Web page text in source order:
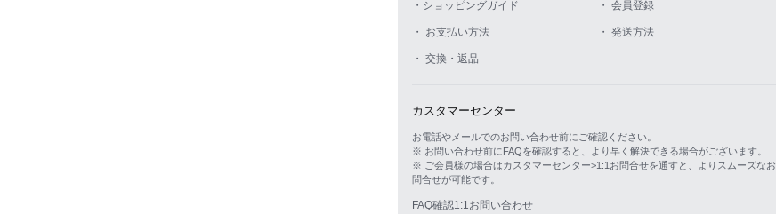
・ショッピングガイド ・ 会員登録
・ お支払い方法 ・ 発送方法
・ 交換・返品
カスタマーセンター
お電話やメールでのお問い合わせ前にご確認ください。
※ お問い合わせ前にFAQを確認すると、より早く解決できる場合がございます。
※ ご会員様の場合はカスタマーセンター>1:1お問合せを通すと、よりスムーズなお
問合せが可能です。
FAQ確認1:1お問い合わせ